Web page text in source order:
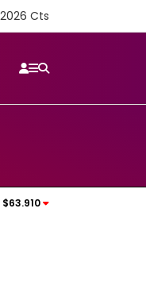
Cts
| Galatasaray maçı
$63.910